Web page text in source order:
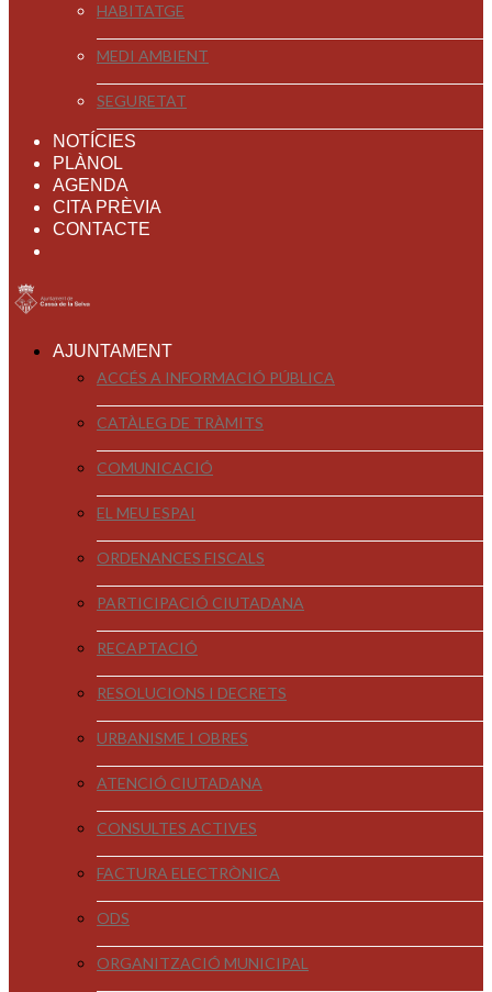
HABITATGE
MEDI AMBIENT
SEGURETAT
NOTÍCIES
PLÀNOL
AGENDA
CITA PRÈVIA
CONTACTE
AJUNTAMENT
ACCÉS A INFORMACIÓ PÚBLICA
CATÀLEG DE TRÀMITS
COMUNICACIÓ
EL MEU ESPAI
ORDENANCES FISCALS
PARTICIPACIÓ CIUTADANA
RECAPTACIÓ
RESOLUCIONS I DECRETS
URBANISME I OBRES
ATENCIÓ CIUTADANA
CONSULTES ACTIVES
FACTURA ELECTRÒNICA
ODS
ORGANITZACIÓ MUNICIPAL